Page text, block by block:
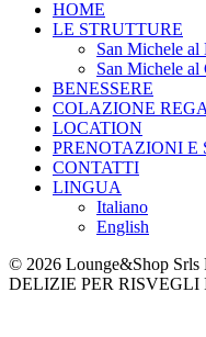
HOME
LE STRUTTURE
San Michele al
San Michele al
BENESSERE
COLAZIONE
LOCATION
PRENOTAZIONI E
CONTATTI
LINGUA
Italiano
English
© 2026 Lounge&Shop Srls
DELIZIE PER